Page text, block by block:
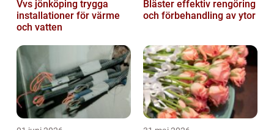
Vvs jönköping trygga
installationer för värme
och vatten
Bläster effektiv rengöring
och förbehandling av ytor